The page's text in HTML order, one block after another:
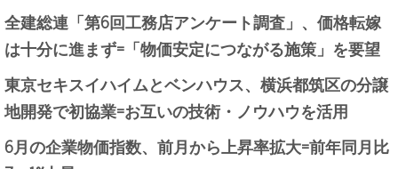
全建総連「第6回工務店アンケート調査」、価格転嫁
は十分に進まず=「物価安定につながる施策」を要望
東京セキスイハイムとベンハウス、横浜都筑区の分譲
地開発で初協業=お互いの技術・ノウハウを活用
6月の企業物価指数、前月から上昇率拡大=前年同月比